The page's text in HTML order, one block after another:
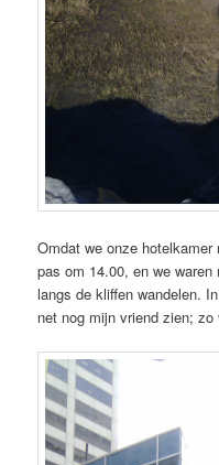
Omdat we onze
pas om 14.00, en we
langs de kliffen wandelen.
net nog mijn vriend zien;